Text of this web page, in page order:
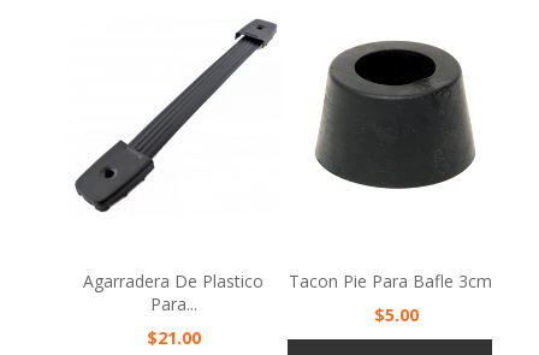
Para...
Precio
$21.00
Precio
$5.00
AÑADIR AL